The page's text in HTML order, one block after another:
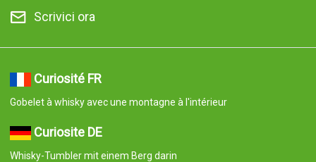
Scrivici ora
Curiosité FR
Gobelet à whisky avec une montagne à l'intérieur
Curiosite DE
Whisky-Tumbler mit einem Berg darin